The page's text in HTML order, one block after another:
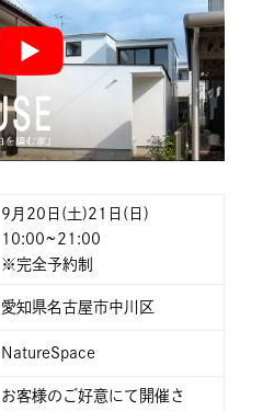
9月20日(土)21日(日)
10:00~21:00
※完全予約制
愛知県名古屋市中川区
NatureSpace
お客様のご好意にて開催さ